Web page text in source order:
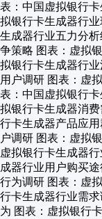
表：中国虚拟银行
拟银行卡生成器行
生成器行业五力分
争策略 图表：虚拟
拟银行卡生成器行
用户调研 图表：虚
表：中国虚拟银行
拟银行卡生成器消
行卡生成器产品应
户调研 图表：虚拟
虚拟银行卡生成器
成器行业用户购买
行为调研 图表：虚
行卡生成器行业需
为 图表：虚拟银行